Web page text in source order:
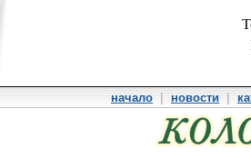
начало новости